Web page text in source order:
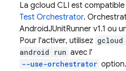
La gcloud CLI est
Test Orchestrator.
AndroidJUnitRunner v1.1 ou
Pour l'activer, utilisez
android run avec l'
--use-orchestrator